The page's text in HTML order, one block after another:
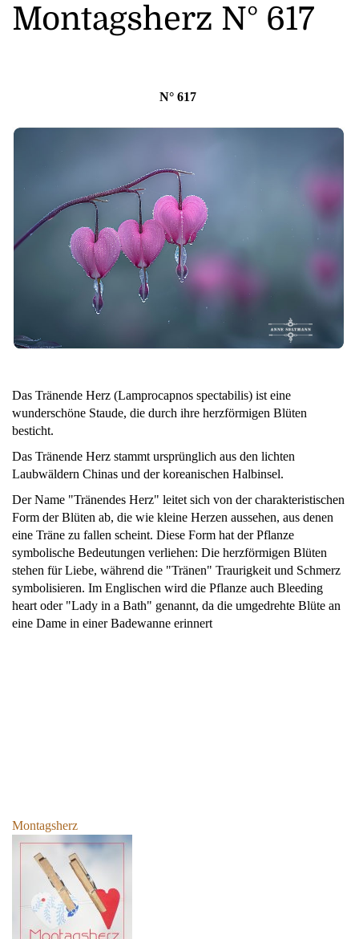
Montagsherz N° 617
N° 617
Das Tränende Herz (Lamprocapnos spectabilis) ist eine
wunderschöne Staude, die durch ihre herzförmigen Blüten
besticht.
Das Tränende Herz stammt ursprünglich aus den lichten
Laubwäldern Chinas und der koreanischen Halbinsel.
Der Name "Tränendes Herz" leitet sich von der charakteristischen
Form der Blüten ab, die wie kleine Herzen aussehen, aus denen
eine Träne zu fallen scheint. Diese Form hat der Pflanze
symbolische Bedeutungen verliehen: Die herzförmigen Blüten
stehen für Liebe, während die "Tränen" Traurigkeit und Schmerz
symbolisieren. Im Englischen wird die Pflanze auch Bleeding
heart oder "Lady in a Bath" genannt, da die umgedrehte Blüte an
eine Dame in einer Badewanne erinnert
Montagsherz